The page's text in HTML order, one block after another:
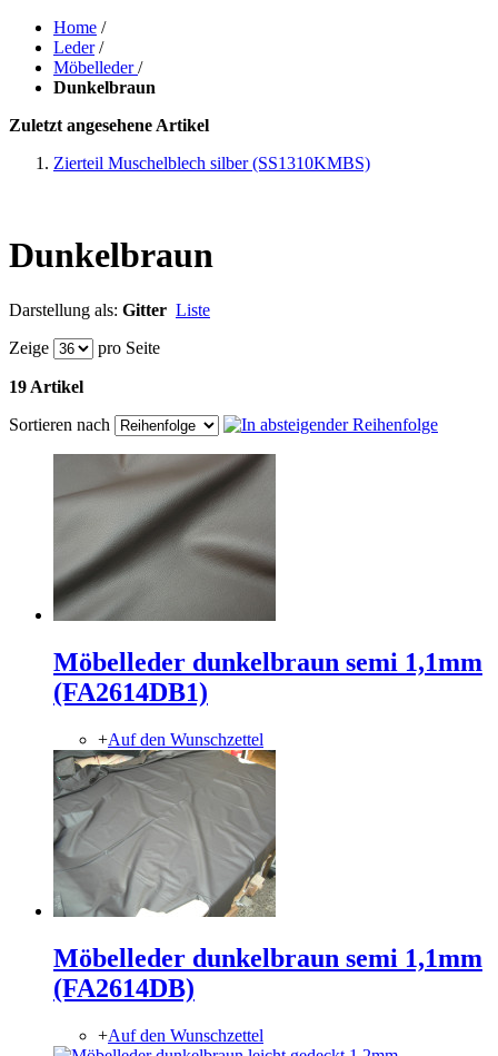
Home /
Leder /
Möbelleder/
Dunkelbraun
Zuletzt angesehene Artikel
Zierteil Muschelblech silber (SS1310KMBS)
Dunkelbraun
Darstellung als: Gitter Liste
Zeige
pro Seite
19 Artikel
Sortieren nach
Möbelleder dunkelbraun semi 1,1mm
(FA2614DB1)
+Auf den Wunschzettel
Möbelleder dunkelbraun semi 1,1mm
(FA2614DB)
+Auf den Wunschzettel